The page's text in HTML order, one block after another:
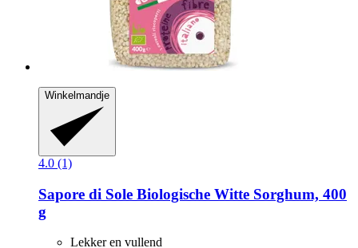
Winkelmandje
4.0 (1)
Sapore di Sole Biologische Witte Sorghum, 400
g
Lekker en vullend